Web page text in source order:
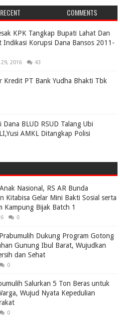
RECENT COMMENTS
KPK Tangkap Bupati Lahat Dan
Indikasi Korupsi Dana Bansos 2011-
29, 2016 43
Kredit PT Bank Yudha Bhakti Tbk
Dana BLUD RSUD Talang Ubi
AMKL Ditangkap Polisi
Nasional, RS AR Bunda
Kitabisa Gelar Mini Bakti Sosial serta
Kampung Bijak Batch 1
0
Dukung Program Gotong
Gunung Ibul Barat, Wujudkan
dan Sehat
0
Salurkan 5 Ton Beras untuk
Wujud Nyata Kepedulian
0